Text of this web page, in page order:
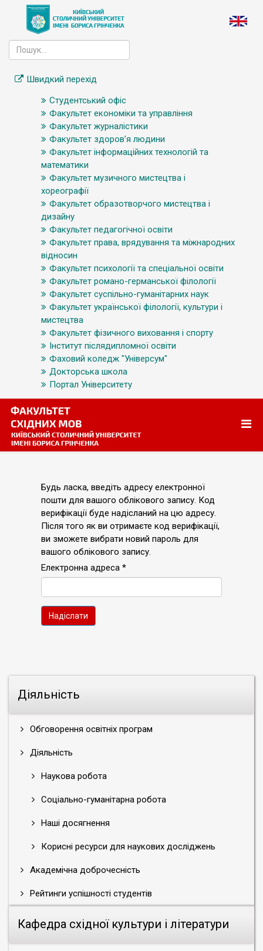
Швидкий перехід
Студентський офіс
Факультет економіки та управління
Факультет журналістики
Факультет здоров’я людини
Факультет інформаційних технологій та
математики
Факультет музичного мистецтва і
хореографії
Факультет образотворчого мистецтва і
дизайну
Факультет педагогічної освіти
Факультет права, врядування та міжнародних
відносин
Факультет психології та спеціальної освіти
Факультет романо-германської філології
Факультет суспільно-гуманітарних наук
Факультет української філології, культури і
мистецтва
Факультет фізичного виховання і спорту
Інститут післядипломної освіти
Фаховий коледж "Універсум"
Докторська школа
Портал Університету
Діяльність
Обговорення освітніх програм
Діяльність
Наукова робота
Соціально-гуманітарна робота
Наші досягнення
Корисні ресурси для наукових досліджень
Академічна доброчесність
Рейтинги успішності студентів
Кафедра східної культури і літератури
Будь ласка, введіть адресу електронної
пошти для вашого облікового запису. Код
верифікації буде надісланий на цю адресу.
Після того як ви отримаєте код верифікації,
ви зможете вибрати новий пароль для
вашого облікового запису.
Електронна адреса *
Надіслати